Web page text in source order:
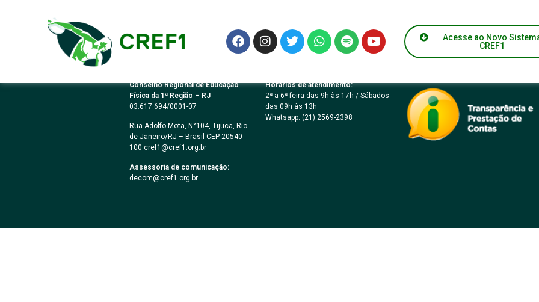
Acesse ao Novo
CREF1
DISPENSA ELETRÔNICA Nº 001/2024
Conselho Regional de Educação
Física da 1ª Região – RJ
03.617.694/0001-07
Rua Adolfo Mota, N°104, Tijuca, Rio
de Janeiro/RJ – Brasil CEP 20540-
100 cref1@cref1.org.br
Assessoria de comunicação:
decom@cref1.org.br
Horários de atendimento:
2ª a 6ª feira das 9h às 17h / Sábados
das 09h às 13h
Whatsapp: (21) 2569-2398